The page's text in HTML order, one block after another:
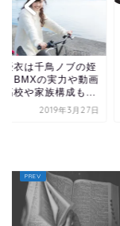
ヤクルトスワローズ
年の監督やコー
の経歴や実績まと...
2018年11月21日